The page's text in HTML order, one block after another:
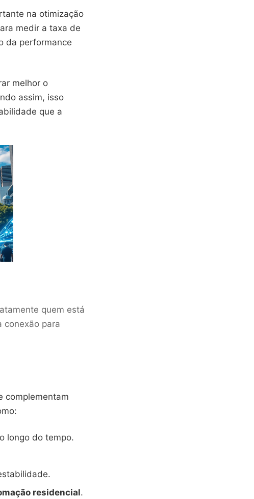
na otimização
medir a taxa de
da performance
melhor o
assim, isso
que a
quem está
conexão para
complementam
longo do tempo.
residencial.